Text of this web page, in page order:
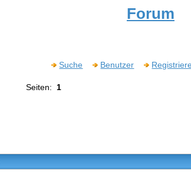
Forum
Suche Benutzer
Seiten: 1